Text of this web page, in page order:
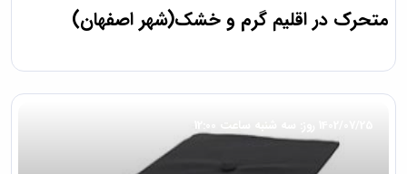
متحرک در اقلیم گرم و خشک(شهر اصفهان)